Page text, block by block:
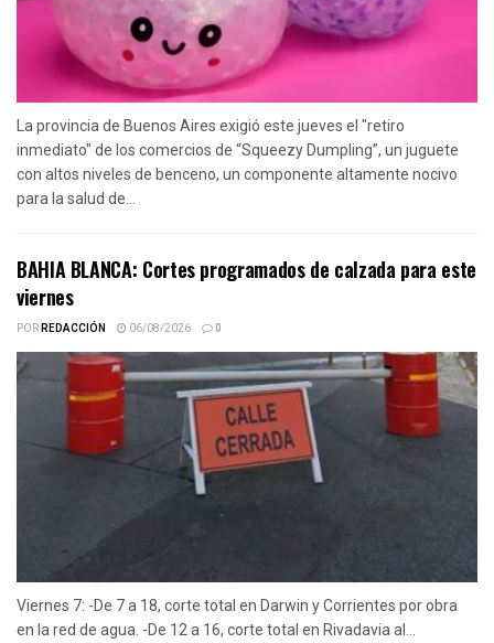
La provincia de Buenos Aires exigió este jueves el "retiro
inmediato" de los comercios de “Squeezy Dumpling”, un juguete
con altos niveles de benceno, un componente altamente nocivo
para la salud de...
BAHIA BLANCA: Cortes programados de calzada para este
viernes
PORREDACCIÓN 06/08/2026 0
Viernes 7: -De 7 a 18, corte total en Darwin y Corrientes por obra
en la red de agua. -De 12 a 16, corte total en Rivadavia al...